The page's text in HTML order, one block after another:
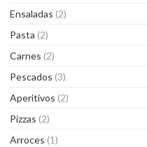
Ensaladas (2)
Pasta (2)
Carnes (2)
Pescados (3)
Aperitivos (2)
Pizzas (2)
Arroces (1)